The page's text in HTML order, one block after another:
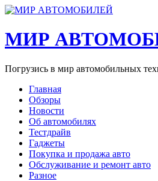
Перейти
содержимому
МИР
Погрузись в мир автомобильных
Главная
Обзоры
Новости
Об автомобилях
Тестдрайв
Гаджеты
Покупка и продажа авто
Обслуживание и ремонт авто
Разное